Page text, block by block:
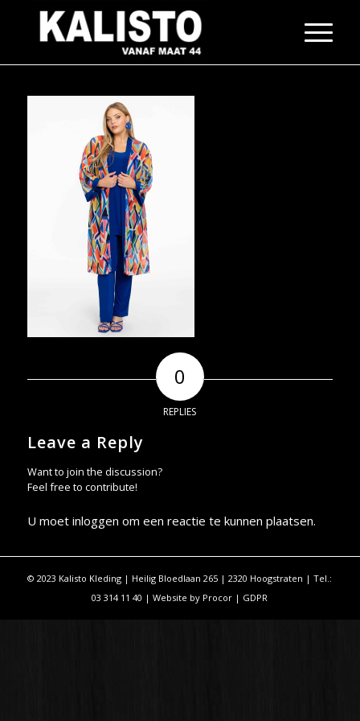
0
REPLIES
Leave a Reply
Want to join the discussion?
Feel free to contribute!
U moet inloggen om een reactie te kunnen plaatsen.
© 2023 Kalisto Kleding | Heilig Bloedlaan 265 | 2320 Hoogstraten | Tel.:
03 314 11 40 | Website by Procor | GDPR